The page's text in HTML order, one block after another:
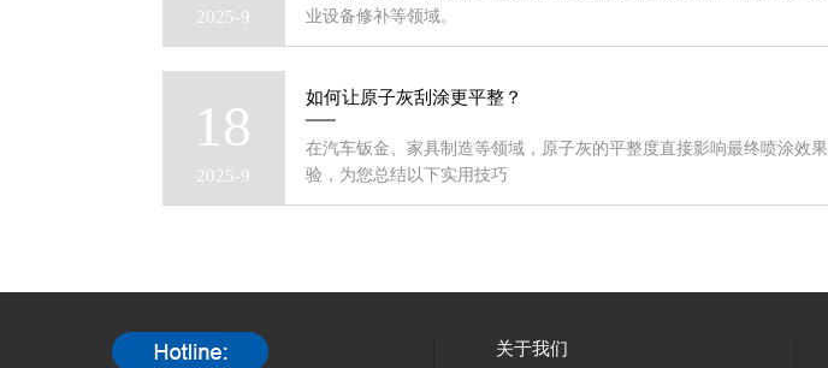
2025-9
业设备修补等领域。
18
2025-9
如何让原子灰刮涂更平整？
在汽车钣金、家具制造等领域，原子灰的平整度直接影响最终喷涂效
验，为您总结以下实用技巧
关于我们